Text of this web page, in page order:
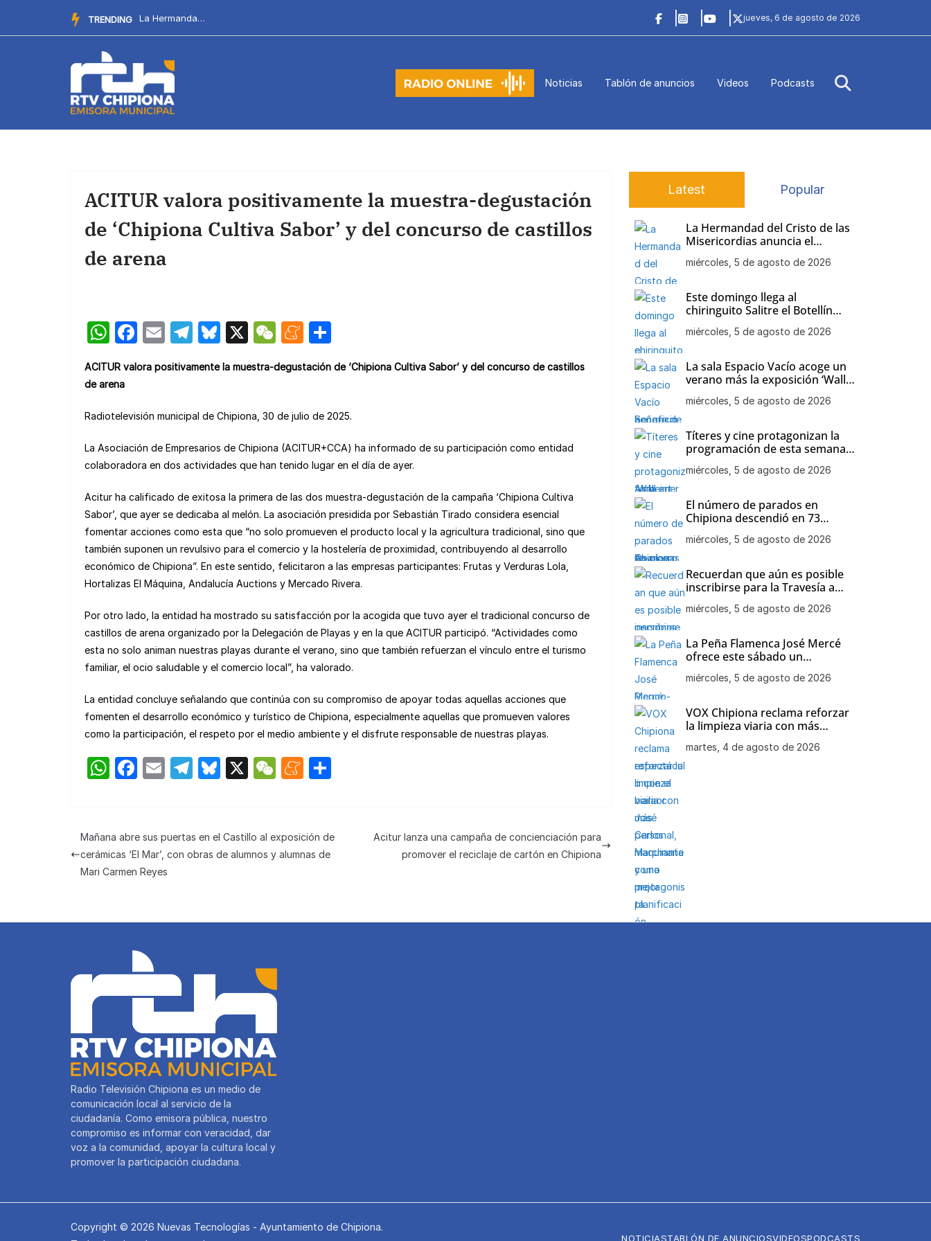
TRENDING Este domingo llega al chiringuito Salitre el Botellín Solid... jueves, 6 de agosto de 2026
Noticias Tablón de anuncios Videos Podcasts
ACITUR valora positivamente la muestra-degustación
de ‘Chipiona Cultiva Sabor’ y del concurso de castillos
de arena
W
at
A
p
p
F
c
b
o
o
k
E
ail
T
e
a
m
Bl
e
k
y
X
W
C
at
M
n
a
m
e
m
ar
tir
ACITUR valora positivamente la muestra-degustación de ‘Chipiona Cultiva Sabor’ y del concurso de castillos
de arena
Radiotelevisión municipal de Chipiona, 30 de julio de 2025.
La Asociación de Empresarios de Chipiona (ACITUR+CCA) ha informado de su participación como entidad
colaboradora en dos actividades que han tenido lugar en el día de ayer.
Acitur ha calificado de exitosa la primera de las dos muestra-degustación de la campaña ‘Chipiona Cultiva
Sabor’, que ayer se dedicaba al melón. La asociación presidida por Sebastián Tirado considera esencial
fomentar acciones como esta que “no solo promueven el producto local y la agricultura tradicional, sino que
también suponen un revulsivo para el comercio y la hostelería de proximidad, contribuyendo al desarrollo
económico de Chipiona”. En este sentido, felicitaron a las empresas participantes: Frutas y Verduras Lola,
Hortalizas El Máquina, Andalucía Auctions y Mercado Rivera.
Por otro lado, la entidad ha mostrado su satisfacción por la acogida que tuvo ayer el tradicional concurso de
castillos de arena organizado por la Delegación de Playas y en la que ACITUR participó. “Actividades como
esta no solo animan nuestras playas durante el verano, sino que también refuerzan el vínculo entre el turismo
familiar, el ocio saludable y el comercio local”, ha valorado.
La entidad concluye señalando que continúa con su compromiso de apoyar todas aquellas acciones que
fomenten el desarrollo económico y turístico de Chipiona, especialmente aquellas que promueven valores
como la participación, el respeto por el medio ambiente y el disfrute responsable de nuestras playas.
W
s
A
p
F
e
b
o
k
E
T
gr
a
Bl
s
k
X
W
h
at
M
e
a
p
Mañana abre sus puertas en el Castillo al exposición de
cerámicas ‘El Mar’, con obras de alumnos y alumnas de
Mari Carmen Reyes
Acitur lanza una campaña de concienciación para
promover el reciclaje de cartón en Chipiona
Latest Popular
La Hermandad del Cristo de las
Misericordias anuncia el
de la Soledad
miércoles, 5 de agosto de 2026
Este domingo llega al
chiringuito Salitre el Botellín
asociación de Alzheimer y otras
miércoles, 5 de agosto de 2026
La sala Espacio Vacío acoge un
verano más la exposición ‘Wall
Aparcero
miércoles, 5 de agosto de 2026
Títeres y cine protagonizan la
programación de esta semana
miércoles, 5 de agosto de 2026
El número de parados en
Chipiona descendió en 73
miércoles, 5 de agosto de 2026
Recuerdan que aún es posible
inscribirse para la Travesía a
miércoles, 5 de agosto de 2026
La Peña Flamenca José Mercé
ofrece este sábado un
Carlos Marchante como
miércoles, 5 de agosto de 2026
VOX Chipiona reclama reforzar
la limpieza viaria con más
mejor planificación
martes, 4 de agosto de 2026
Radio Televisión Chipiona es un medio de
comunicación local al servicio de la
ciudadanía. Como emisora pública, nuestro
compromiso es informar con veracidad, dar
voz a la comunidad, apoyar la cultura local y
promover la participación ciudadana.
Copyright © 2026 Nuevas Tecnologías - Ayuntamiento de Chipiona.
NOTICIASTABLÓN DE ANUNCIOSVIDEOSPODCASTS